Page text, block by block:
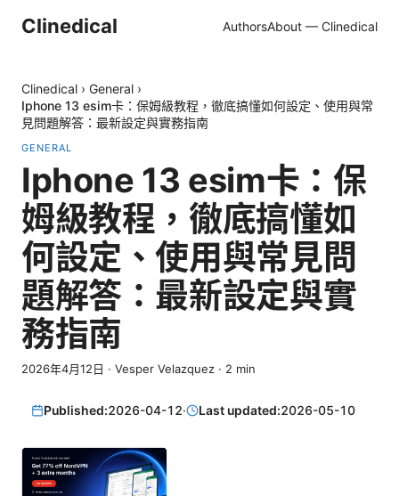
Clinedical AuthorsAbout — Clinedical
Clinedical › General ›
Iphone 13 esim卡：保姆級教程，徹底搞懂如何設定、使用與常
見問題解答：最新設定與實務指南
GENERAL
Iphone 13 esim卡：保
姆級教程，徹底搞懂如
何設定、使用與常見問
題解答：最新設定與實
務指南
2026年4月12日 · Vesper Velazquez · 2 min
Published:2026-04-12· Last updated:2026-05-10